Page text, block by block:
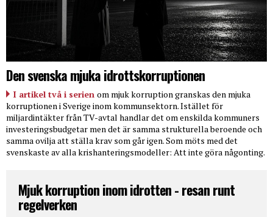
Den svenska mjuka idrottskorruptionen
I artikel två i serien om mjuk korruption granskas den mjuka
korruptionen i Sverige inom kommunsektorn. Istället för
miljardintäkter från TV-avtal handlar det om enskilda kommuners
investeringsbudgetar men det är samma strukturella beroende och
samma ovilja att ställa krav som går igen. Som möts med det
svenskaste av alla krishanteringsmodeller: Att inte göra någonting.
Mjuk korruption inom idrotten - resan runt
regelverken